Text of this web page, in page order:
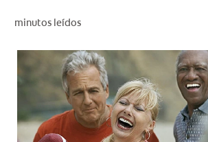
minutos leídos